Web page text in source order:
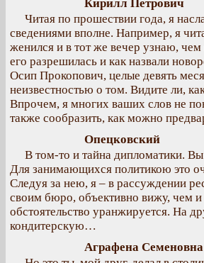
Кирилл Петрович
Читая по прошествии года, я
сведениями вполне. Например, я
женился и в тот же вечер узнаю,
его разрешилась и как назвали
Осип Прокопович, целые девять
неизвестностью о том. Видите ли,
Впрочем, я многих ваших слов не
также сообразить, как можно
Опецковский
В том-то и тайна дипломатики.
Для занимающихся политикою это
Следуя за нею, я – в рассуждении
своим бюро, объективно вижу, чем и
обстоятельство уранжируется. На
кондитерскую…
Аграфена Семеновна